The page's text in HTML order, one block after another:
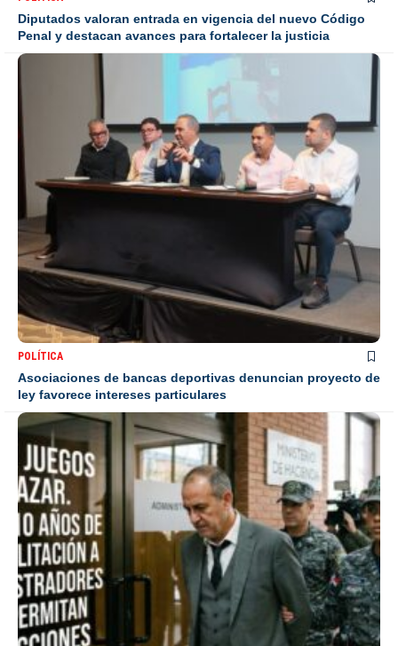
Diputados valoran entrada en vigencia del nuevo Código
Penal y destacan avances para fortalecer la justicia
POLÍTICA
Asociaciones de bancas deportivas denuncian proyecto de
ley favorece intereses particulares